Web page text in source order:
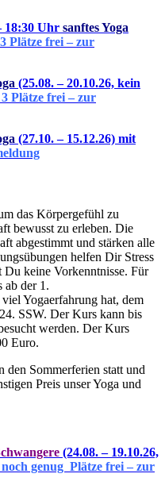
18:30 Uhr sanftes Yoga
Plätze frei – zur
(25.08. – 20.10.26, kein
Plätze frei – zur
(27.10. – 15.12.26) mit
das Körpergefühl zu
bewusst zu erleben. Die
abgestimmt und stärken alle
helfen Dir Stress
Du keine Vorkenntnisse. Für
ab der 1.
Yogaerfahrung hat, dem
SSW. Der Kurs kann bis
werden. Der Kurs
Euro.
den Sommerferien statt und
Preis unser Yoga und
(24.08. – 19.10.26,
noch genug Plätze frei – zur